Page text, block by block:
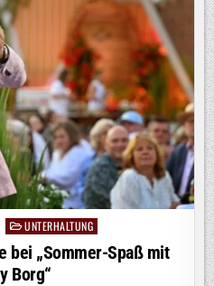
BR-/ORF-
POLITTHRILLER
URSINA
LARDI
UND
GODEHARD
GIESE
UNTERHALTUNG
bei „Sommer-Spaß mit
Borg“